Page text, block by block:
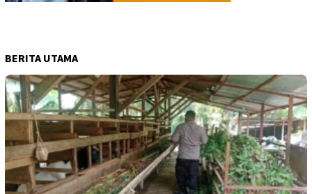
BERITA UTAMA